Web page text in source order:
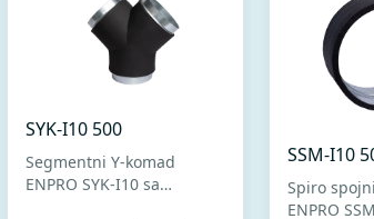
SYK-I10 500
Segmentni Y-komad
ENPRO SYK-I10 sa
SSM-I10
Spiro
ENPRO